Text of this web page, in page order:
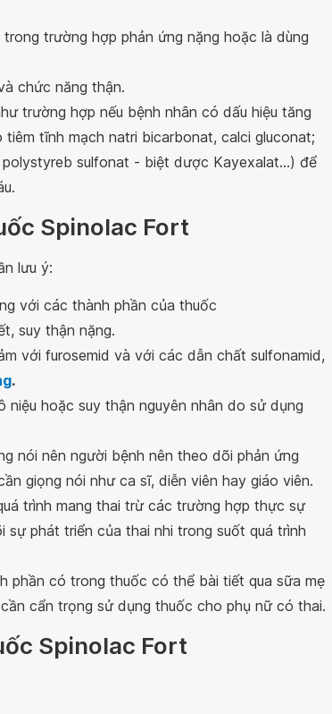
trường hợp phản ứng nặng hoặc là dùng
chức năng thận.
trường hợp nếu bệnh nhân có dấu hiệu tăng
tĩnh mạch natri bicarbonat, calci gluconat;
sulfonat - biệt dược Kayexalat...) để
Spinolac Fort
lưu ý:
với các thành phần của thuốc
suy thận nặng.
với furosemid và với các dẫn chất sulfonamid,
.
hoặc suy thận nguyên nhân do sử dụng
nói nên người bệnh nên theo dõi phản ứng
giọng nói như ca sĩ, diễn viên hay giáo viên.
trình mang thai trừ các trường hợp thực sự
phát triển của thai nhi trong suốt quá trình
phần có trong thuốc có thể bài tiết qua sữa mẹ
cẩn trọng sử dụng thuốc cho phụ nữ có thai.
Spinolac Fort